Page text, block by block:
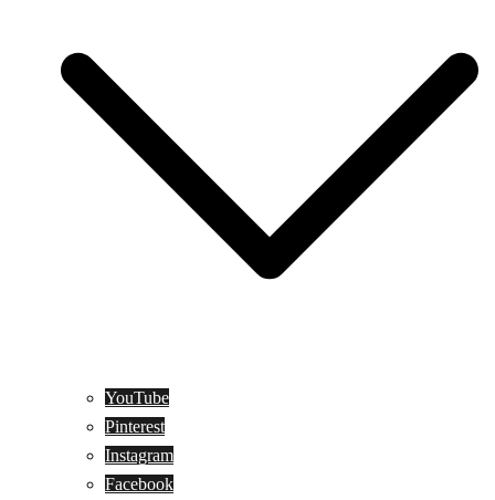
YouTube
Pinterest
Instagram
Facebook